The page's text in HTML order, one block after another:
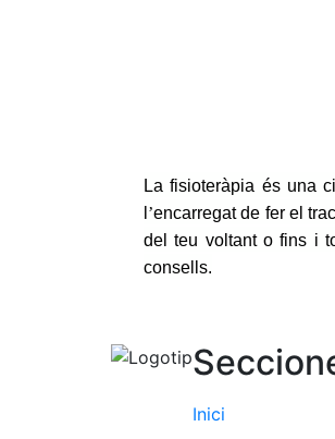
La fisioteràpia és una
’encarregat de fer el
del teu voltant o fins i
consells.
Inici